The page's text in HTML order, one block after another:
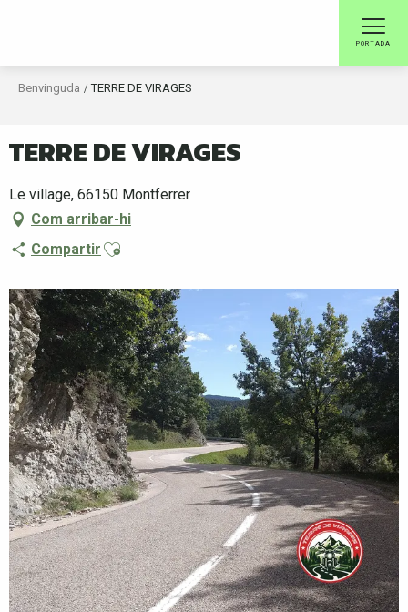
PORTADA
Benvinguda TERRE DE VIRAGES
TERRE DE VIRAGES
Le village, 66150 Montferrer
Com arribar-hi
Compartir Ajouter aux favoris